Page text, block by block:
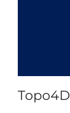
Topo4D